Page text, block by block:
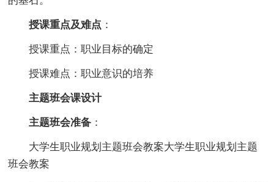
授课重点及难点 ：
授课重点：职业目标的确定
授课难点：职业意识的培养
主题班会课设计
主题班会准备 ：
大学生职业规划主题班会教案大学生职业规划主题
班会教案